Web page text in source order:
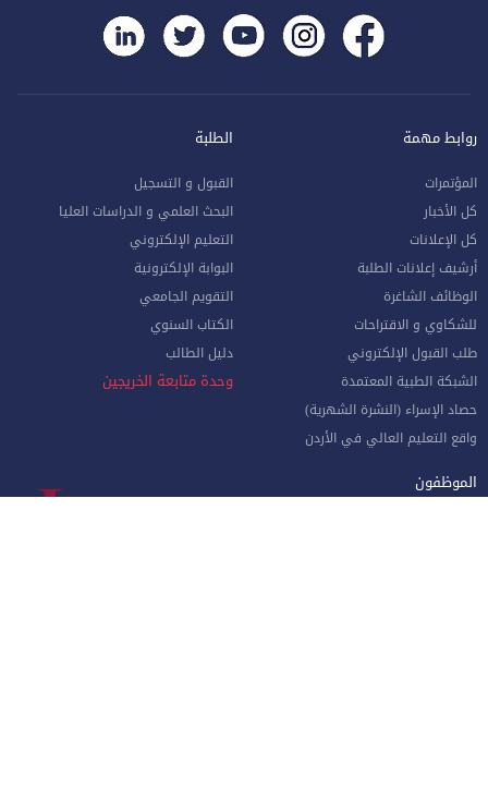
روابط مهمة
المؤتمرات
كل الأخبار
كل الإعلانات
أرشيف إعلانات الطلبة
الوظائف الشاغرة
للشكاوي و الاقتراحات
طلب القبول الإلكتروني
الشبكة الطبية المعتمدة
حصاد الإسراء (النشرة الشهرية)
واقع التعليم العالي في الأردن
الطلبة
القبول و التسجيل
البحث العلمي و الدراسات العليا
التعليم الإلكتروني
البوابة الإلكترونية
التقويم الجامعي
الكتاب السنوي
دليل الطالب
وحدة متابعة الخريجين
الموظفون